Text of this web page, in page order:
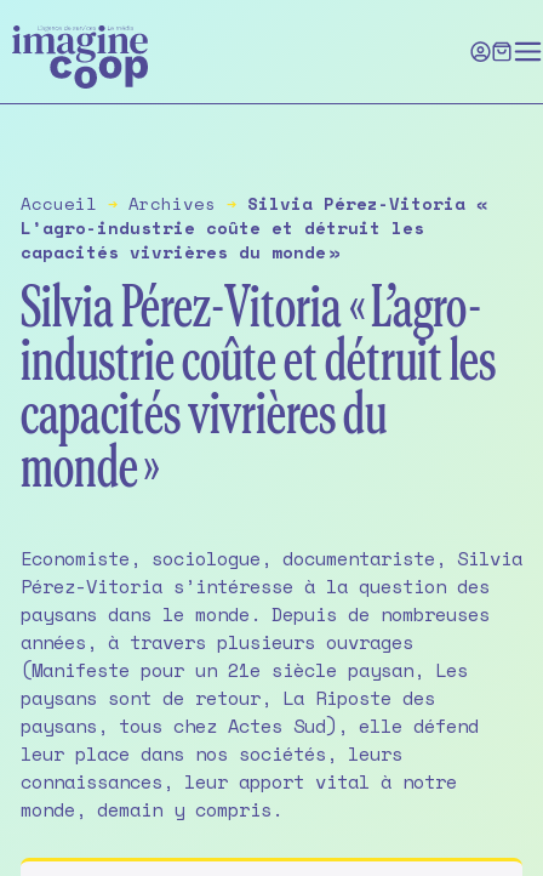
to
the
content
Accueil ➔ Archives ➔ Silvia Pérez-Vitoria «
L’agro-industrie coûte et détruit les
capacités vivrières du monde »
Silvia Pérez-Vitoria « L’agro-
industrie coûte et détruit les
capacités vivrières du
monde »
Economiste, sociologue, documentariste, Silvia
Pérez-Vitoria s’intéresse à la question des
paysans dans le monde. Depuis de nombreuses
années, à travers plusieurs ouvrages
(Manifeste pour un 21e siècle paysan, Les
paysans sont de retour, La Riposte des
paysans, tous chez Actes Sud), elle défend
leur place dans nos sociétés, leurs
connaissances, leur apport vital à notre
monde, demain y compris.